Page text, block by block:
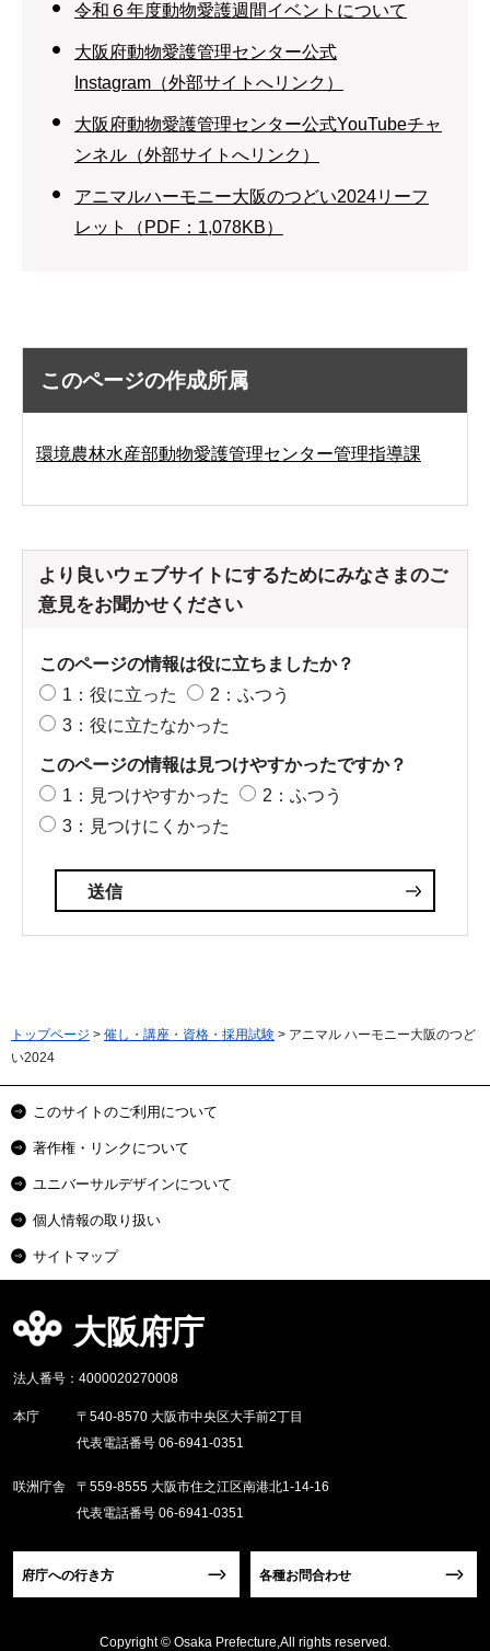
令和６年度動物愛護週間イベントについて
大阪府動物愛護管理センター公式
Instagram（外部サイトへリンク）
大阪府動物愛護管理センター公式YouTubeチャ
ンネル（外部サイトへリンク）
アニマルハーモニー大阪のつどい2024リーフ
レット（PDF：1,078KB）
このページの作成所属
環境農林水産部動物愛護管理センター管理指導課
より良いウェブサイトにするためにみなさまのご
意見をお聞かせください
このページの情報は役に立ちましたか？
1：役に立った
2：ふつう
3：役に立たなかった
このページの情報は見つけやすかったですか？
1：見つけやすかった
2：ふつう
3：見つけにくかった
トップページ > 催し・講座・資格・採用試験 > アニマル ハーモニー大阪のつど
い2024
このサイトのご利用について
著作権・リンクについて
ユニバーサルデザインについて
個人情報の取り扱い
サイトマップ
大阪府庁
法人番号：4000020270008
本庁
〒540-8570 大阪市中央区大手前2丁目
代表電話番号 06-6941-0351
咲洲庁舎
〒559-8555 大阪市住之江区南港北1-14-16
代表電話番号 06-6941-0351
府庁への行き方 各種お問合わせ
Copyright © Osaka Prefecture,All rights reserved.